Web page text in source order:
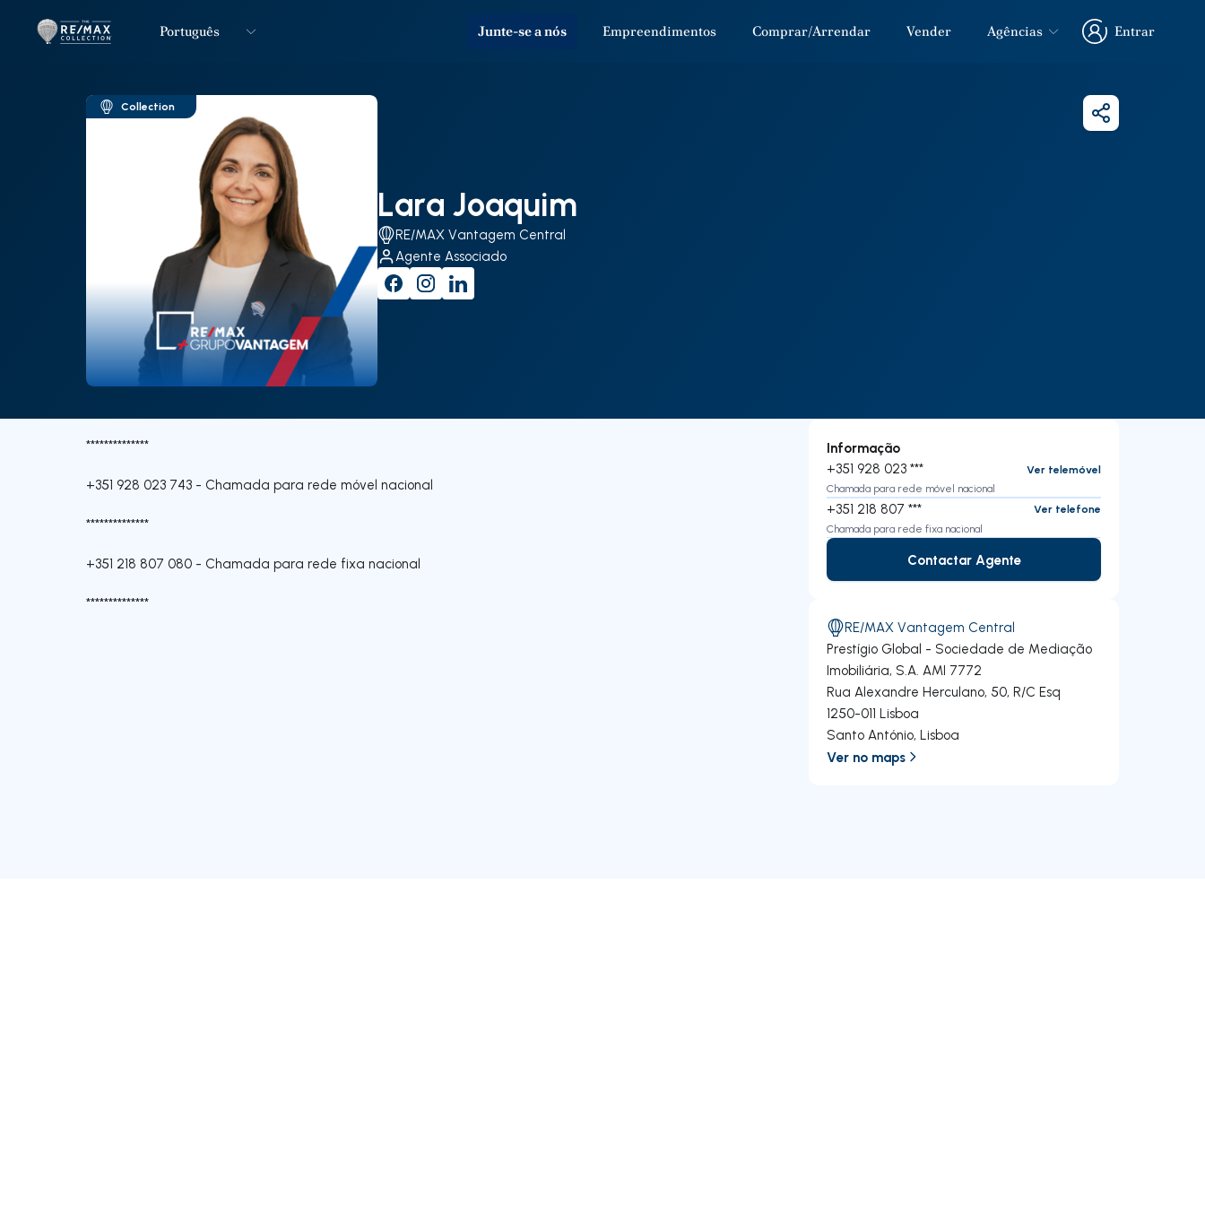
LogoIr para página inicial
Português Junte-se a nós Empreendimentos Comprar/Arrendar Vender Agências
Entrar
Entrar
Collection
Lara Joaquim
RE/MAX Vantagem Central
Agente Associado
Partilhar
**************
+351 928 023 743 - Chamada para rede móvel nacional
**************
+351 218 807 080 - Chamada para rede fixa nacional
**************
Informação
+351 928 023 ***
Ver telemóvel
Chamada para rede móvel nacional
+351 218 807 ***
Ver telefone
Chamada para rede fixa nacional
Contactar Agente
Contactar Agente
RE/MAX Vantagem Central
Prestígio Global - Sociedade de Mediação
Imobiliária, S.A. AMI 7772
Rua Alexandre Herculano, 50, R/C Esq
1250-011 Lisboa
Santo António,Lisboa
Ver no maps